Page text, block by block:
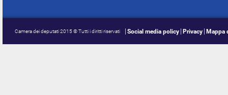
Camera dei deputati 2015 © Tutti i diritti riservati Social media policy Privacy Mappa